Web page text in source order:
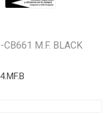
M.F. BLACK